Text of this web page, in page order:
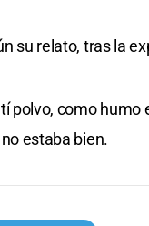
su relato, tras la
polvo, como humo
estaba bien.